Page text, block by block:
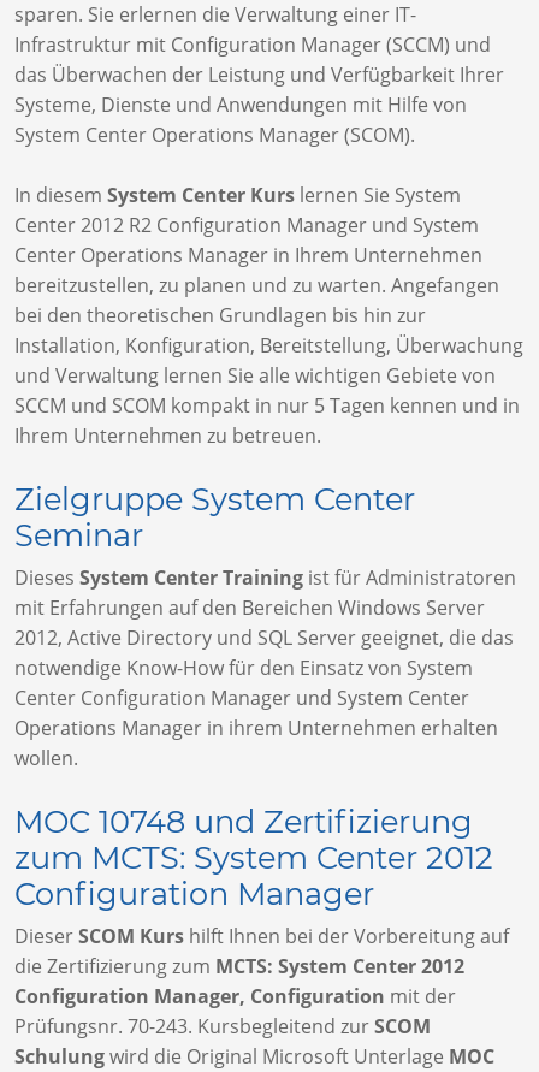
sparen. Sie erlernen die Verwaltung einer IT-
Infrastruktur mit Configuration Manager (SCCM) und
das Überwachen der Leistung und Verfügbarkeit Ihrer
Systeme, Dienste und Anwendungen mit Hilfe von
System Center Operations Manager (SCOM).
In diesem System Center Kurs lernen Sie System
Center 2012 R2 Configuration Manager und System
Center Operations Manager in Ihrem Unternehmen
bereitzustellen, zu planen und zu warten. Angefangen
bei den theoretischen Grundlagen bis hin zur
Installation, Konfiguration, Bereitstellung, Überwachung
und Verwaltung lernen Sie alle wichtigen Gebiete von
SCCM und SCOM kompakt in nur 5 Tagen kennen und in
Ihrem Unternehmen zu betreuen.
Zielgruppe System Center
Seminar
Dieses System Center Training ist für Administratoren
mit Erfahrungen auf den Bereichen Windows Server
2012, Active Directory und SQL Server geeignet, die das
notwendige Know-How für den Einsatz von System
Center Configuration Manager und System Center
Operations Manager in ihrem Unternehmen erhalten
wollen.
MOC 10748 und Zertifizierung
zum MCTS: System Center 2012
Configuration Manager
DieserSCOM Kurs hilft Ihnen bei der Vorbereitung auf
die Zertifizierung zum MCTS: System Center 2012
Configuration Manager, Configuration mit der
Prüfungsnr. 70-243. Kursbegleitend zurSCOM
Schulungwird die Original Microsoft Unterlage MOC